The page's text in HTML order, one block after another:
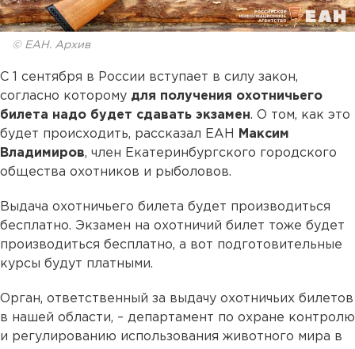
© ЕАН. Архив
С 1 сентября в России вступает в силу закон,
согласно которому для получения охотничьего
билета надо будет сдавать экзамен. О том, как это
будет происходить, рассказал ЕАН
Максим
Владимиров, член Екатеринбургского городского
общества охотников и рыболовов.
Выдача охотничьего билета будет производиться
бесплатно. Экзамен на охотничий билет тоже будет
производиться бесплатно, а вот подготовительные
курсы будут платными.
Орган, ответственный за выдачу охотничьих билетов
в нашей области, – департамент по охране контролю
и регулированию использования животного мира в